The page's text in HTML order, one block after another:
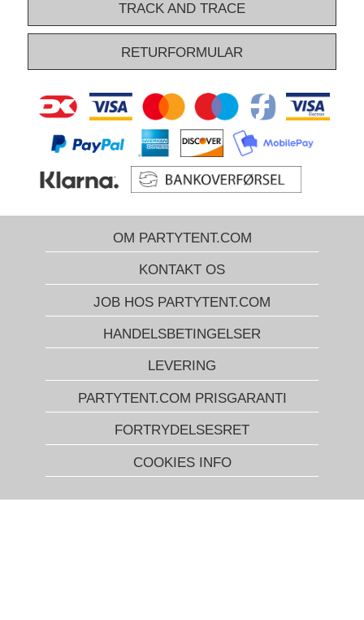
TRACK AND TRACE
RETURFORMULAR
OM PARTYTENT.COM
KONTAKT OS
JOB HOS PARTYTENT.COM
HANDELSBETINGELSER
LEVERING
PARTYTENT.COM PRISGARANTI
FORTRYDELSESRET
COOKIES INFO